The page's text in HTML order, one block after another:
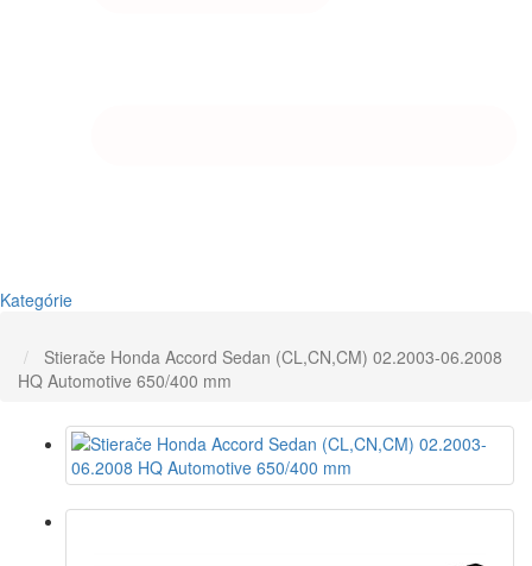
Kategórie
Domov
Stierače Honda Accord Sedan (CL,CN,CM) 02.2003-06.2008
HQ Automotive 650/400 mm